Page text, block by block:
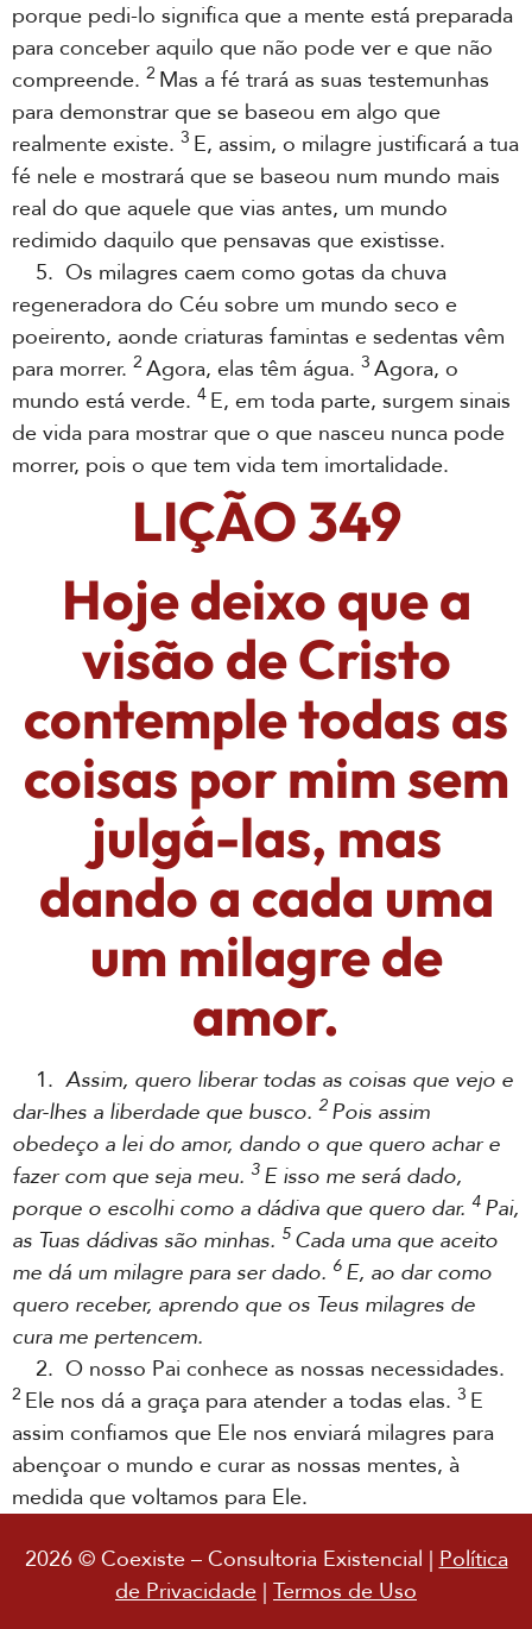
porque pedi-lo significa que a mente está preparada
para conceber aquilo que não pode ver e que não
compreende. 2 Mas a fé trará as suas testemunhas
para demonstrar que se baseou em algo que
realmente existe. 3 E, assim, o milagre justificará a tua
fé nele e mostrará que se baseou num mundo mais
real do que aquele que vias antes, um mundo
redimido daquilo que pensavas que existisse.
5. Os milagres caem como gotas da chuva
regeneradora do Céu sobre um mundo seco e
poeirento, aonde criaturas famintas e sedentas vêm
para morrer. 2 Agora, elas têm água. 3 Agora, o
mundo está verde. 4 E, em toda parte, surgem sinais
de vida para mostrar que o que nasceu nunca pode
morrer, pois o que tem vida tem imortalidade.
LIÇÃO 349
Hoje deixo que a
visão de Cristo
contemple todas as
coisas por mim sem
julgá-las, mas
dando a cada uma
um milagre de
amor.
1. Assim, quero liberar todas as coisas que vejo e
dar-lhes a liberdade que busco. 2 Pois assim
obedeço a lei do amor, dando o que quero achar e
fazer com que seja meu. 3 E isso me será dado,
porque o escolhi como a dádiva que quero dar. 4 Pai,
as Tuas dádivas são minhas. 5 Cada uma que aceito
me dá um milagre para ser dado. 6 E, ao dar como
quero receber, aprendo que os Teus milagres de
cura me pertencem.
2. O nosso Pai conhece as nossas necessidades.
2 Ele nos dá a graça para atender a todas elas. 3 E
assim confiamos que Ele nos enviará milagres para
abençoar o mundo e curar as nossas mentes, à
medida que voltamos para Ele.
2026 © Coexiste – Consultoria Existencial |Política
de Privacidade | Termos de Uso